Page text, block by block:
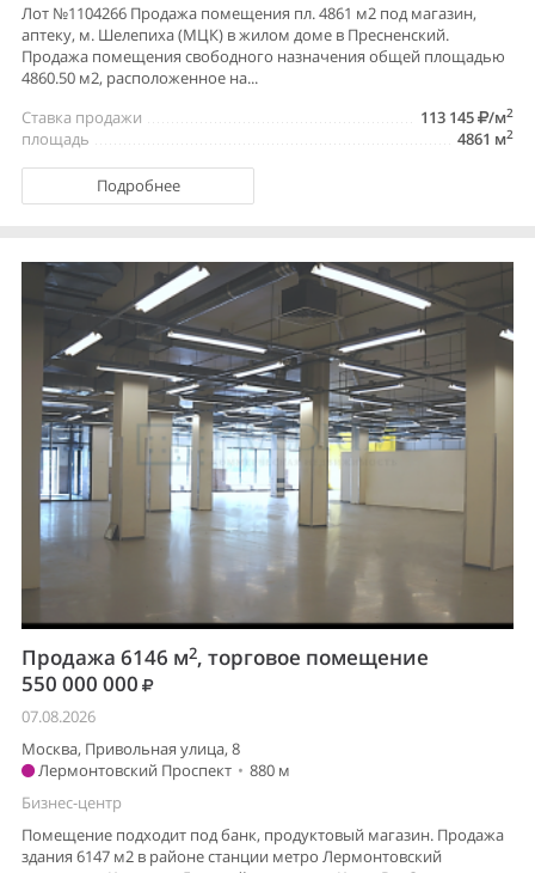
Лот №1104266 Продажа помещения пл. 4861 м2 под магазин,
аптеку, м. Шелепиха (МЦК) в жилом доме в Пресненский.
Продажа помещения свободного назначения общей площадью
4860.50 м2, расположенное на...
113 145
/м2
Ставка продажи
4861 м2
площадь
Подробнее
Продажа 6146 м2, торговое помещение
550 000 000
07.08.2026
Москва, Привольная улица, 8
Лермонтовский Проспект • 880 м
Бизнес-центр
Помещение подходит под банк, продуктовый магазин. Продажа
здания 6147 м2 в районе станции метро Лермонтовский